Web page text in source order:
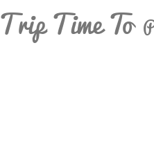
Trip Time To